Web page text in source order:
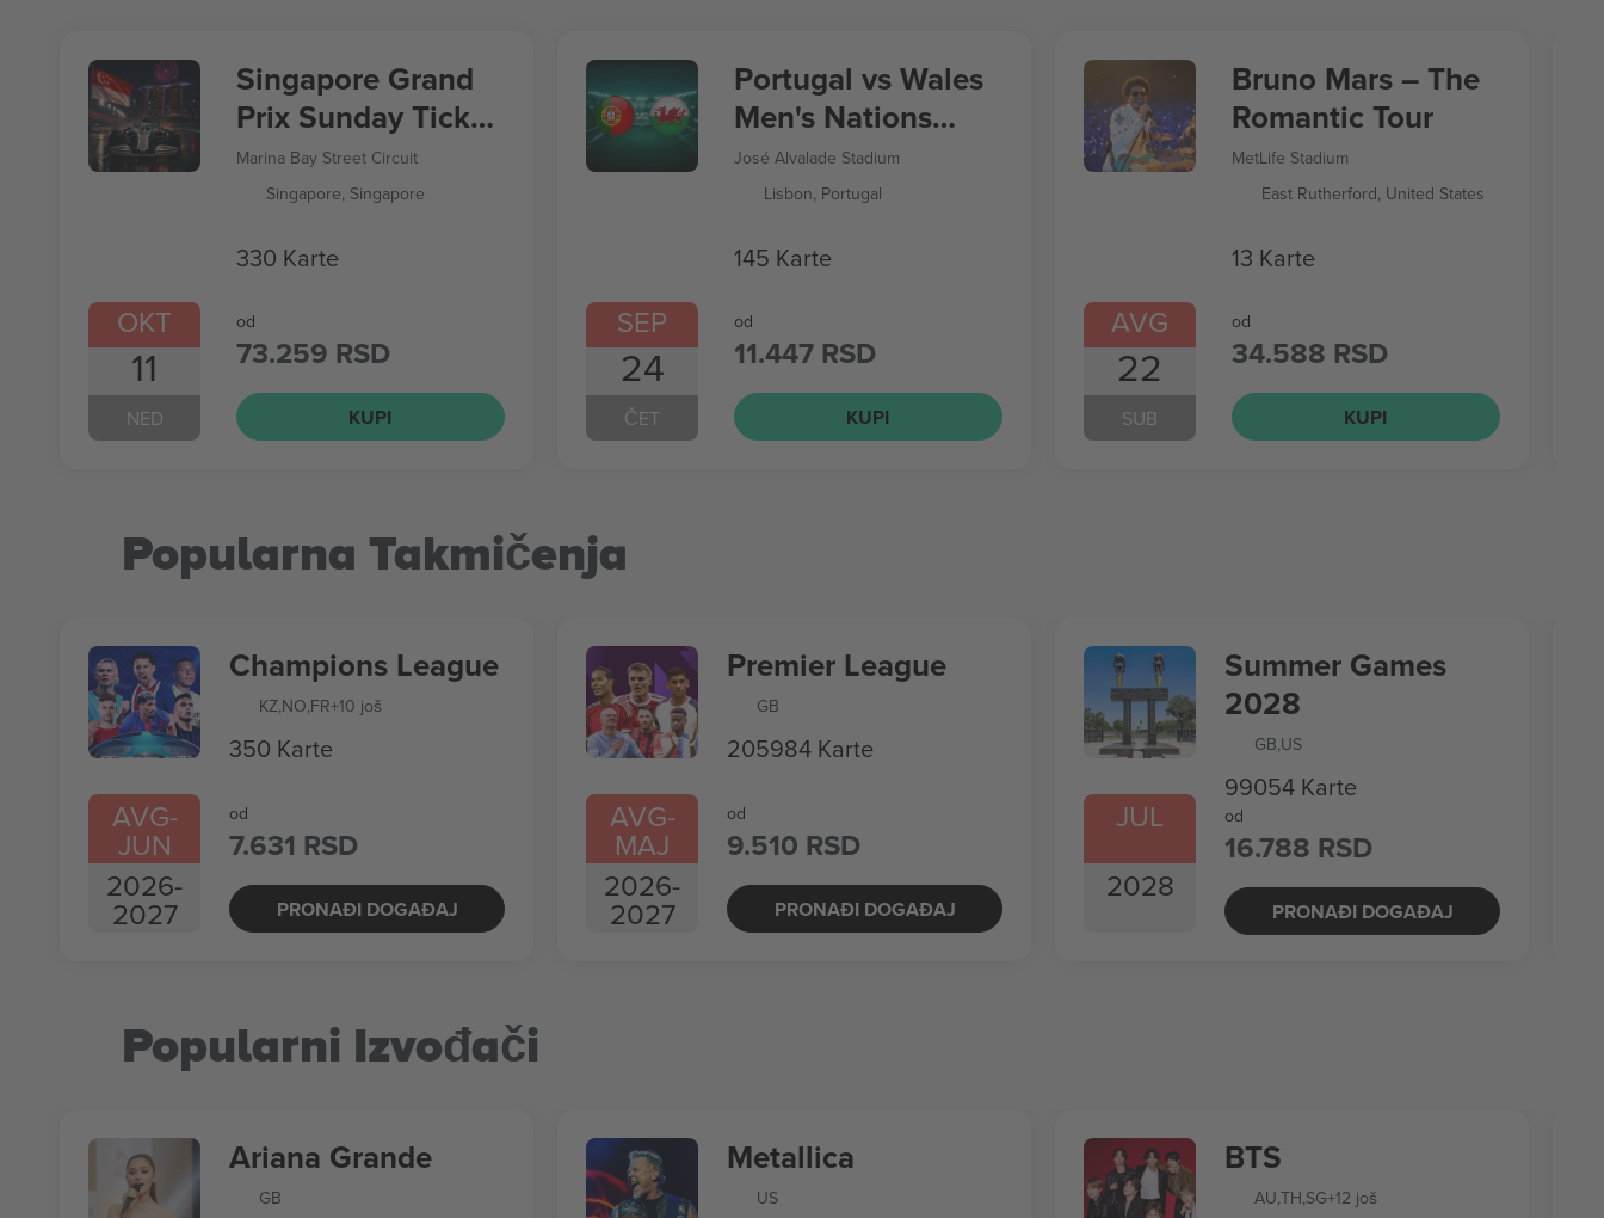
OKT
11
NED
Singapore Grand
Prix Sunday Ticket
Formula 1
Marina Bay Street Circuit
Singapore, Singapore
330 Karte
od
73.259 RSD
KUPI
SEP
24
ČET
Portugal vs Wales
Men's Nations
League
José Alvalade Stadium
Lisbon, Portugal
145 Karte
od
11.447 RSD
KUPI
AVG
22
SUB
Bruno Mars – The
Romantic Tour
MetLife Stadium
East Rutherford, United States
13 Karte
od
34.588 RSD
KUPI
Popularna Takmičenja
AVG-
JUN
2026-
2027
Champions League
KZ,NO,FR+10 još
350 Karte
od
7.631 RSD
PRONAĐI DOGAĐAJ
AVG-
MAJ
2026-
2027
Premier League
GB
205984 Karte
od
9.510 RSD
PRONAĐI DOGAĐAJ
JUL
2028
Summer Games
2028
GB,US
99054 Karte
od
16.788 RSD
PRONAĐI DOGAĐAJ
Popularni Izvođači
Ariana Grande
GB
Metallica
US
BTS
AU,TH,SG+12 još